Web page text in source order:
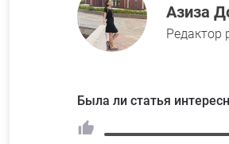
Азиза
Редактор
Была ли статья